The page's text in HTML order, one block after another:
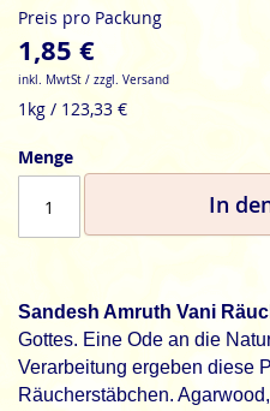
Preis pro Packung
1,85 €
inkl. MwtSt / zzgl. Versand
1kg / 123,33 €
Menge
In
Sandesh Amruth Vani
Gottes. Eine Ode an die
Verarbeitung ergeben diese
Räucherstäbchen.